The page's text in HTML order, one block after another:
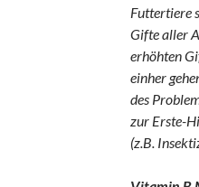
Futtertiere
Gifte aller
erhöhten
einher
des
zur Erste-
(z.B.